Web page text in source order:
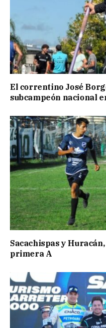
El correntino José
subcampeón nacional
Sacachispas y
primera A